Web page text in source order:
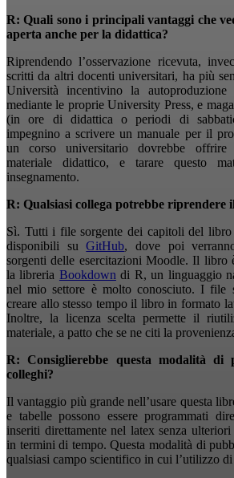
R: Quali sono i principali vantaggi che
aperta anche per la didattica?
Riprendendo l’osservazione ricevuta,
scritti da altri docenti universitari, ha più
Università incentivino la
mediante le proprie University Press, e
(in ore di didattica o periodi di
impegnino a scrivere un manuale per il
un corso universitario dovrebbe offrire
materiale didattico, e tarare questo
insegnamento.
R: Qualsiasi collega potrebbe riprendere
Sì. Tutti i file sorgente dei capitoli del
disponibili suGitHub, dove poi
sorgenti delle esercitazioni Moodle. Il libro
la libreria Bookdown di R, un linguaggio
nel mio settore è molto conosciuto. I file
creare allo stesso tempo il libro in formato
Inoltre, la licenza scelta permette il
materiale, a patto che se ne citi la
R: Consiglierebbe questa modalità di
colleghi?
Il vantaggio più grande nell’usare questa
e tabelle possono essere programmati
inseriti direttamente nel latex senza
in termini di tempo. Questa modalità di
qualsiasi campo scientifico in cui l’utilizzo